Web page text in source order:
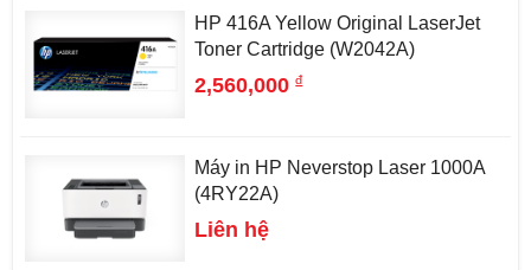
HP 416A Yellow Original LaserJet
Toner Cartridge (W2042A)
2,560,000đ
Máy in HP Neverstop Laser 1000A
(4RY22A)
Liên hệ